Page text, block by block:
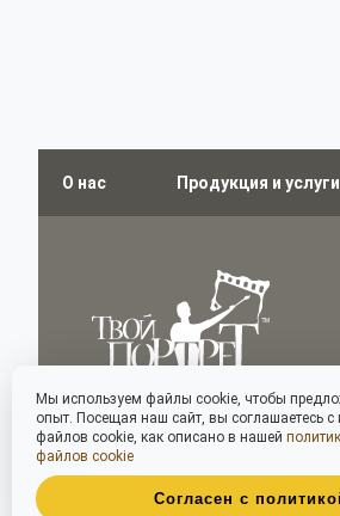
О нас Продукция и услуги
Мы используем файлы cookie, чтобы
опыт. Посещая наш сайт, вы соглашаетесь с
файлов cookie, как описано в нашей
файлов cookie
Согласен с